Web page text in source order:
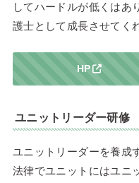
してハードルが低くはあ
護士として成長させてく
HP
ユニットリーダー研修
ユニットリーダーを養成
法律でユニットにはユニ